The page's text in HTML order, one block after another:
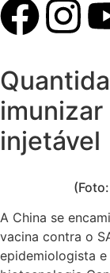
injetável
(Foto:
A China se
vacina contra o
epidemiologista